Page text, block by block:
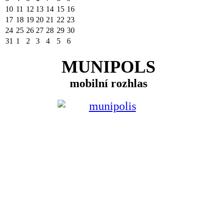
10 11 12 13 14 15 16
17 18 19 20 21 22 23
24 25 26 27 28 29 30
31 1 2 3 4 5 6
MUNIPOLS
mobilní rozhlas